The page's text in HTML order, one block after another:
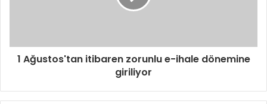
1 Ağustos'tan itibaren zorunlu e-ihale dönemine
giriliyor